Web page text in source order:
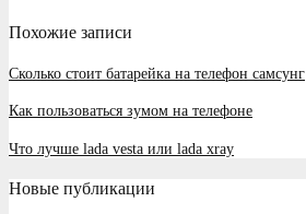
Похожие записи
Сколько стоит батарейка на телефон самсунг
Как пользоваться зумом на телефоне
Что лучше lada vesta или lada xray
Новые публикации